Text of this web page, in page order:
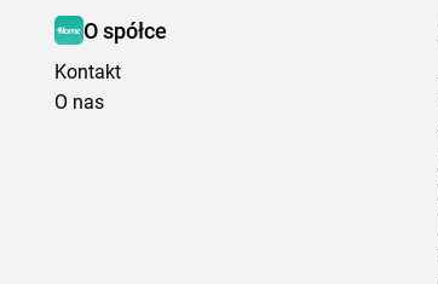
O spółce
Kontakt
O nas